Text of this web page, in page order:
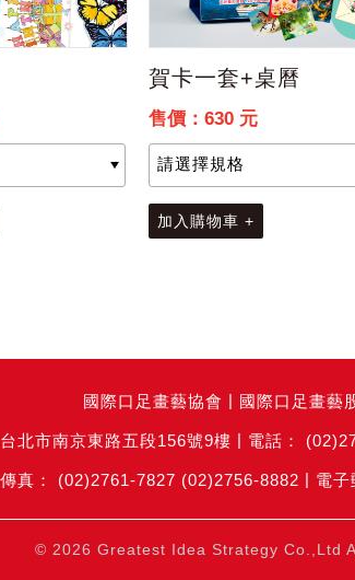
賀卡一套+桌曆
售價：630 元
加入購物車 +
國際口足畫藝協會 國際口足畫藝
台北市南京東路五段156號9樓
(02)2761-7827 (02)2756-8882
© 2026 Greatest Idea Strategy Co.,Ltd